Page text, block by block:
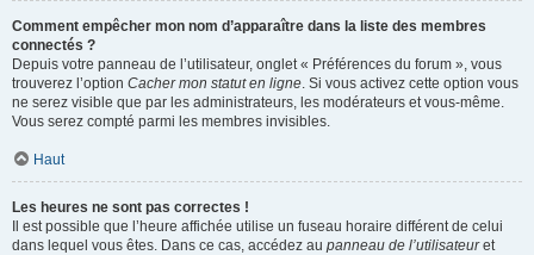
Comment empêcher mon nom d’apparaître dans la liste des membres
connectés ?
Depuis votre panneau de l’utilisateur, onglet « Préférences du forum », vous
trouverez l’option Cacher mon statut en ligne. Si vous activez cette option vous
ne serez visible que par les administrateurs, les modérateurs et vous-même.
Vous serez compté parmi les membres invisibles.
Haut
Les heures ne sont pas correctes !
Il est possible que l’heure affichée utilise un fuseau horaire différent de celui
dans lequel vous êtes. Dans ce cas, accédez au panneau de l’utilisateuret